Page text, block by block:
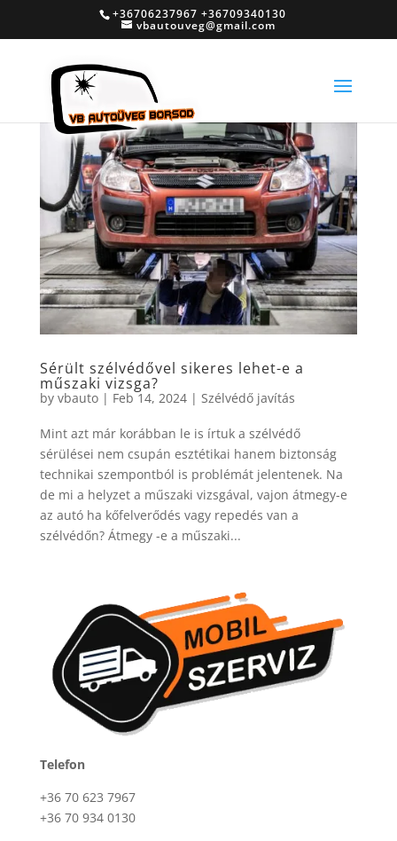
+36706237967 +36709340130
vbautouveg@gmail.com
Sérült szélvédővel sikeres lehet-e a
műszaki vizsga?
by vbauto| Feb 14, 2024| Szélvédő javítás
Mint azt már korábban le is írtuk a szélvédő
sérülései nem csupán esztétikai hanem biztonság
technikai szempontból is problémát jelentenek. Na
de mi a helyzet a műszaki vizsgával, vajon átmegy-e
az autó ha kőfelverődés vagy repedés van a
szélvédőn? Átmegy -e a műszaki...
Telefon
+36 70 623 7967
+36 70 934 0130